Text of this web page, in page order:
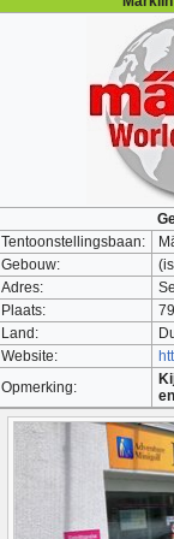
Tentoonstellingsbaan:
Gebouw:
Adres:
Plaats:
Land:
Website:
Opmerking: